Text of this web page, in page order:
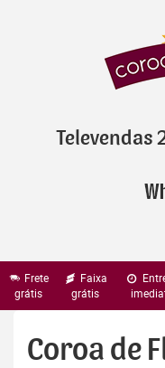
Televendas
Frete
grátis
Faixa
grátis
Coroa de